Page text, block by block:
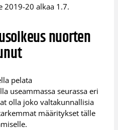
2019-20 alkaa 1.7.
nuorten
pelata
useammassa seurassa eri
olla joko valtakunnallisia
määritykset tälle